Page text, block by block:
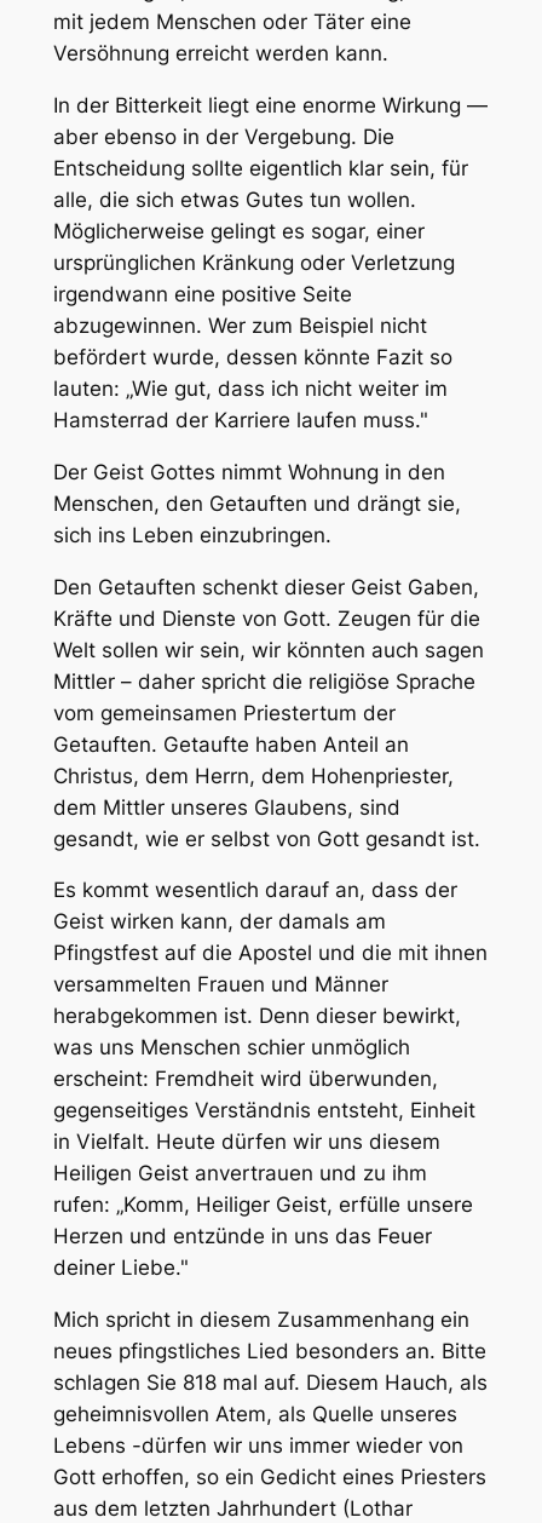
mit jedem Menschen oder Täter eine
Versöhnung erreicht werden kann.
In der Bitterkeit liegt eine enorme Wirkung —
aber ebenso in der Vergebung. Die
Entscheidung sollte eigentlich klar sein, für
alle, die sich etwas Gutes tun wollen.
Möglicherweise gelingt es sogar, einer
ursprünglichen Kränkung oder Verletzung
irgendwann eine positive Seite
abzugewinnen. Wer zum Beispiel nicht
befördert wurde, dessen könnte Fazit so
lauten: „Wie gut, dass ich nicht weiter im
Hamsterrad der Karriere laufen muss."
Der Geist Gottes nimmt Wohnung in den
Menschen, den Getauften und drängt sie,
sich ins Leben einzubringen.
Den Getauften schenkt dieser Geist Gaben,
Kräfte und Dienste von Gott. Zeugen für die
Welt sollen wir sein, wir könnten auch sagen
Mittler – daher spricht die religiöse Sprache
vom gemeinsamen Priestertum der
Getauften. Getaufte haben Anteil an
Christus, dem Herrn, dem Hohenpriester,
dem Mittler unseres Glaubens, sind
gesandt, wie er selbst von Gott gesandt ist.
Es kommt wesentlich darauf an, dass der
Geist wirken kann, der damals am
Pfingstfest auf die Apostel und die mit ihnen
versammelten Frauen und Männer
herabgekommen ist. Denn dieser bewirkt,
was uns Menschen schier unmöglich
erscheint: Fremdheit wird überwunden,
gegenseitiges Verständnis entsteht, Einheit
in Vielfalt. Heute dürfen wir uns diesem
Heiligen Geist anvertrauen und zu ihm
rufen: „Komm, Heiliger Geist, erfülle unsere
Herzen und entzünde in uns das Feuer
deiner Liebe."
Mich spricht in diesem Zusammenhang ein
neues pfingstliches Lied besonders an. Bitte
schlagen Sie 818 mal auf. Diesem Hauch, als
geheimnisvollen Atem, als Quelle unseres
Lebens -dürfen wir uns immer wieder von
Gott erhoffen, so ein Gedicht eines Priesters
aus dem letzten Jahrhundert (Lothar